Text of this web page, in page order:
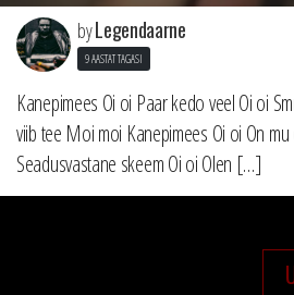
byLegendaarne
9 AASTAT TAGASI
Kanepimees Oi oi Paar kedo veel Oi oi
viib tee Moi moi Kanepimees Oi oi On mu
Seadusvastane skeem Oi oi Olen […]